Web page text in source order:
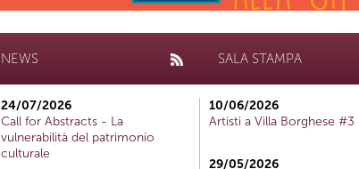
NEWS
24/07/2026
Call for Abstracts - La
vulnerabilità del patrimonio
culturale
SALA STAMPA
10/06/2026
Artisti a Villa Borghese #3
29/05/2026